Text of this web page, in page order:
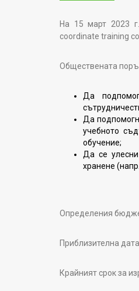
На 15 март 2023
coordinate training
Обществената
Да
Да
учебното
обучение;
Да се
хранене
Определения
Приблизителна
Крайният срок за